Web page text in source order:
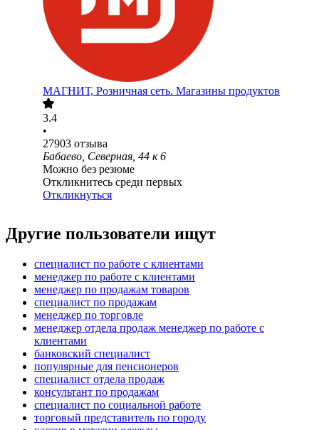
МАГНИТ, Розничная сеть. Магазины продуктов
3.4
•
27903 отзыва
Бабаево, Северная, 44 к 6
Можно без резюме
Откликнитесь среди первых
Откликнуться
Другие пользователи ищут
специалист по работе с клиентами
менеджер по работе с клиентами
менеджер по продажам товаров
специалист по продажам
менеджер по торговле
менеджер отдела продаж менеджер по работе с
клиентами
банковский специалист
популярные для пенсионеров
специалист отдела продаж
консультант по продажам
специалист по социальной работе
торговый представитель по городу